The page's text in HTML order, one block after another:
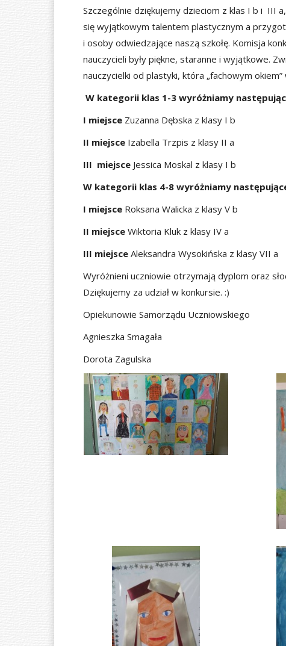
Szczególnie dziękujemy dzieciom z klas I b i III
się wyjątkowym talentem plastycznym a
i osoby odwiedzające naszą szkołę. Komisja
nauczycieli były piękne, staranne i wyjątkowe.
nauczycielki od plastyki, która „fachowym okiem”
W kategorii klas 1-3 wyróżniamy
I miejsce Zuzanna Dębska z klasy I b
II miejsce Izabella Trzpis z klasy II a
III miejsce Jessica Moskal z klasy I b
W kategorii klas 4-8 wyróżniamy
I miejsce Roksana Walicka z klasy V b
II miejsce Wiktoria Kluk z klasy IV a
III miejsce Aleksandra Wysokińska z klasy VII a
Wyróżnieni uczniowie otrzymają dyplom oraz
Dziękujemy za udział w konkursie. :)
Opiekunowie Samorządu Uczniowskiego
Agnieszka Smagała
Dorota Zagulska